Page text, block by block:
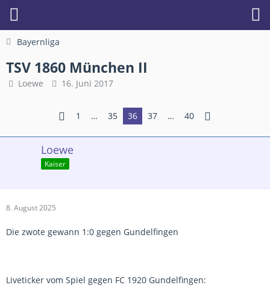
Bayernliga
TSV 1860 München II
Loewe 16. Juni 2017
1 … 35 36 37 … 40
Loewe
Kaiser
8. August 2025
Die zwote gewann 1:0 gegen Gundelfingen
Liveticker vom Spiel gegen FC 1920 Gundelfingen: